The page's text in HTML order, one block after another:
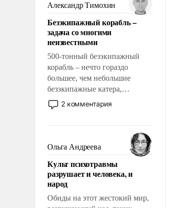
Александр Тимохин
Безэкипажный корабль –
задача со многими
неизвестными
500-тонный безэкипажный
корабль – нечто гораздо
большее, чем небольшие
безэкипажные катера,
применение которых уже
стало обыденностью. Задача по
сложна и амбициозна. Однако
и ее реализация радикально
поднимет наши боевые
возможности.
2 комментария
Ольга Андреева
Культ психотравмы
разрушает и человека, и
народ
Обиды на этот жестокий мир,